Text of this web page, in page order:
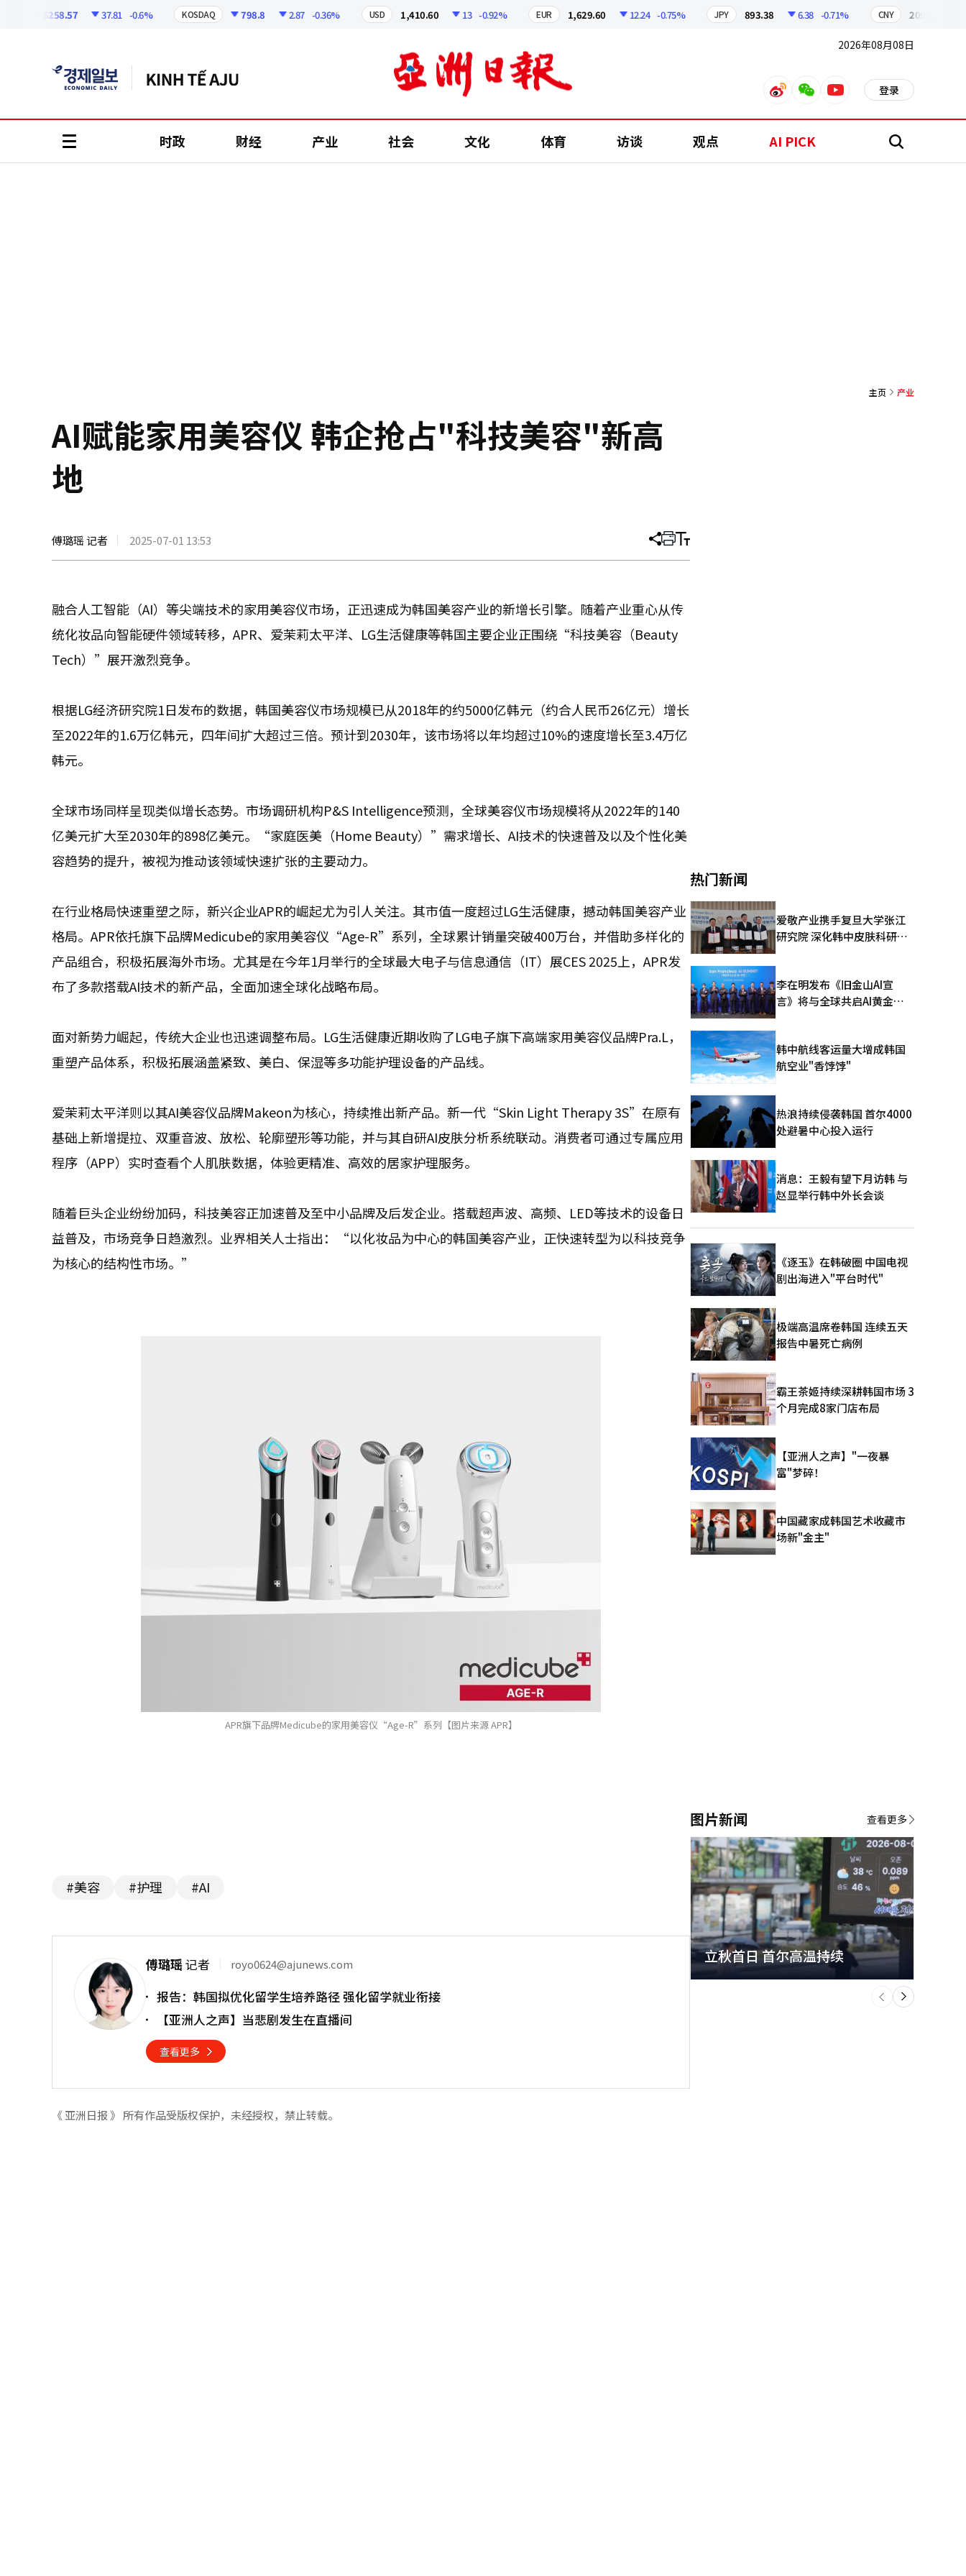
6258.57 37.81 -0.6% KOSDAQ 798.8 2.87 -0.36% USD 1,410.60 13 -0.92% EUR 1,629.60 12.24 -0.75% JPY 893.38 6.38 -0.71% CNY 209.17
2026年08月08日
weiboweixinyoutube 登录
时政 财经 产业 社会 文化 体育 访谈 观点 AI PICK 搜
主页 产业
AI赋能家用美容仪 韩企抢占"科技美容"新高
地
傅璐瑶 记者 2025-07-01 13:53 分
文
打 调
大
融合人工智能（AI）等尖端技术的家用美容仪市场，正迅速成为韩国美容产业的新增长引擎。随着产业重心从传
统化妆品向智能硬件领域转移，APR、爱茉莉太平洋、LG生活健康等韩国主要企业正围绕“科技美容（Beauty
Tech）”展开激烈竞争。
根据LG经济研究院1日发布的数据，韩国美容仪市场规模已从2018年的约5000亿韩元（约合人民币26亿元）增长
至2022年的1.6万亿韩元，四年间扩大超过三倍。预计到2030年，该市场将以年均超过10%的速度增长至3.4万亿
韩元。
全球市场同样呈现类似增长态势。市场调研机构P&S Intelligence预测，全球美容仪市场规模将从2022年的140
亿美元扩大至2030年的898亿美元。“家庭医美（Home Beauty）”需求增长、AI技术的快速普及以及个性化美
容趋势的提升，被视为推动该领域快速扩张的主要动力。
在行业格局快速重塑之际，新兴企业APR的崛起尤为引人关注。其市值一度超过LG生活健康，撼动韩国美容产业
格局。APR依托旗下品牌Medicube的家用美容仪“Age-R”系列，全球累计销量突破400万台，并借助多样化的
产品组合，积极拓展海外市场。尤其是在今年1月举行的全球最大电子与信息通信（IT）展CES 2025上，APR发
布了多款搭载AI技术的新产品，全面加速全球化战略布局。
面对新势力崛起，传统大企业也迅速调整布局。LG生活健康近期收购了LG电子旗下高端家用美容仪品牌Pra.L，
重塑产品体系，积极拓展涵盖紧致、美白、保湿等多功能护理设备的产品线。
爱茉莉太平洋则以其AI美容仪品牌Makeon为核心，持续推出新产品。新一代“Skin Light Therapy 3S”在原有
基础上新增提拉、双重音波、放松、轮廓塑形等功能，并与其自研AI皮肤分析系统联动。消费者可通过专属应用
程序（APP）实时查看个人肌肤数据，体验更精准、高效的居家护理服务。
随着巨头企业纷纷加码，科技美容正加速普及至中小品牌及后发企业。搭载超声波、高频、LED等技术的设备日
益普及，市场竞争日趋激烈。业界相关人士指出：“以化妆品为中心的韩国美容产业，正快速转型为以科技竞争
为核心的结构性市场。”
APR旗下品牌Medicube的家用美容仪“Age-R”系列【图片来源 APR】
#美容 #护理 #AI
傅璐瑶记者 royo0624@ajunews.com
报告：韩国拟优化留学生培养路径 强化留学就业衔接
【亚洲人之声】当悲剧发生在直播间
查看更多
《 亚洲日报 》 所有作品受版权保护，未经授权，禁止转载。
热门新闻
爱敬产业携手复旦大学张江
研究院 深化韩中皮肤科研合
李在明发布《旧金山AI宣
言》将与全球共启AI黄金时
韩中航线客运量大增成韩国
航空业"香饽饽"
热浪持续侵袭韩国 首尔4000
处避暑中心投入运行
消息：王毅有望下月访韩 与
赵显举行韩中外长会谈
《逐玉》在韩破圈 中国电视
剧出海进入"平台时代"
极端高温席卷韩国 连续五天
报告中暑死亡病例
霸王茶姬持续深耕韩国市场 3
个月完成8家门店布局
【亚洲人之声】"一夜暴
富"梦碎！
中国藏家成韩国艺术收藏市
场新"金主"
图片新闻
立秋首日 首尔高温持续
下
一
个
查看更多